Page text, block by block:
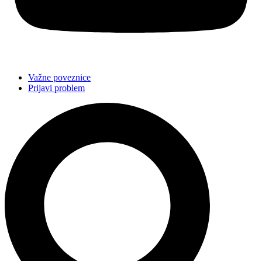
Važne poveznice
Prijavi problem